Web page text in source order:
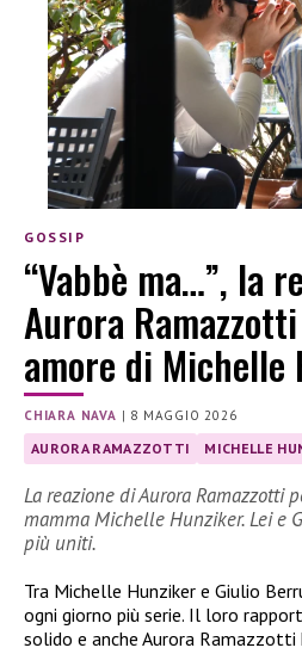
GOSSIP
“Vabbè ma…”, la
Aurora
amore di Michelle
CHIARA NAVA | 8 MAGGIO 2026
AURORA RAMAZZOTTI MICHELLE
La reazione di Aurora Ramazzotti
mamma Michelle Hunziker. Lei e
più uniti.
Tra Michelle Hunziker e Giulio
ogni giorno più serie. Il loro
solido e anche Aurora